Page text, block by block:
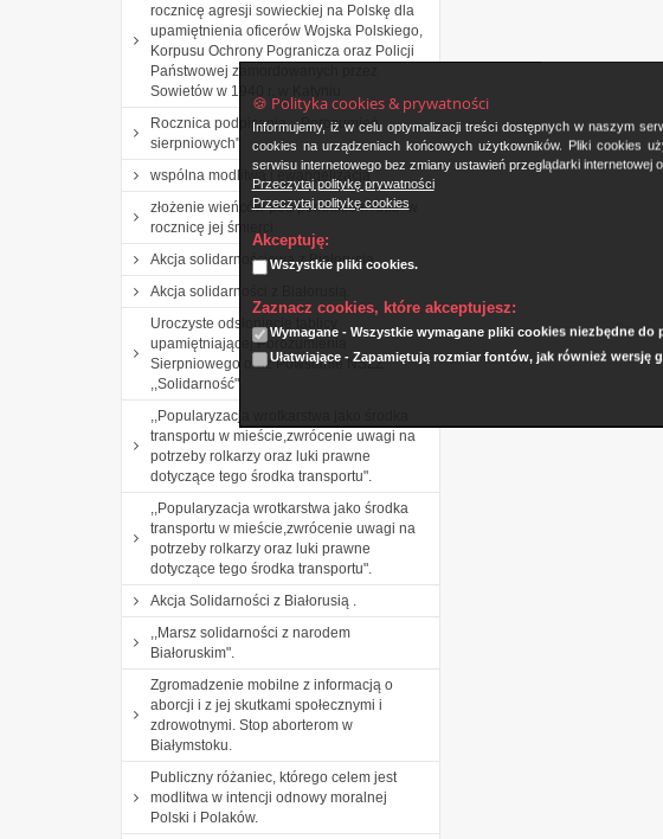
🍪 Polityka cookies & prywatności
Informujemy, iż w celu optymalizacji treści dostępnych w naszym
cookies na urządzeniach końcowych użytkowników. Pliki cookies
serwisu internetowego bez zmiany ustawień przeglądarki
Przeczytaj politykę prywatności
Przeczytaj politykę cookies
Akceptuję:
Wszystkie pliki cookies.
Zaznacz cookies, które akceptujesz:
Wymagane - Wszystkie wymagane pliki cookies niezbędne do
Ułatwiające - Zapamiętują rozmiar fontów, jak również
rocznicę agresji sowieckiej na Polskę dla
upamiętnienia oficerów Wojska Polskiego,
Korpusu Ochrony Pogranicza oraz Policji
Państwowej zamordowanych przez
Sowietów w 1940 r. w Katyniu
Rocznica podpisania ,, Porozumień
sierpniowych"
wspólna modlitwa i ewangelizacja
złożenie wieńców pod pomnikiem "inki" w
rocznicę jej śmierci
Akcja solidarnościowa z Białorusią
Akcja solidarności z Białorusią.
Uroczyste odsłonięcie tablicy
upamiętniającej Porozumienia
Sierpniowego oraz Powstanie NSZZ
,,Solidarność"
,,Popularyzacja wrotkarstwa jako środka
transportu w mieście,zwrócenie uwagi na
potrzeby rolkarzy oraz luki prawne
dotyczące tego środka transportu".
,,Popularyzacja wrotkarstwa jako środka
transportu w mieście,zwrócenie uwagi na
potrzeby rolkarzy oraz luki prawne
dotyczące tego środka transportu".
Akcja Solidarności z Białorusią .
,,Marsz solidarności z narodem
Białoruskim".
Zgromadzenie mobilne z informacją o
aborcji i z jej skutkami społecznymi i
zdrowotnymi. Stop aborterom w
Białymstoku.
Publiczny różaniec, którego celem jest
modlitwa w intencji odnowy moralnej
Polski i Polaków.